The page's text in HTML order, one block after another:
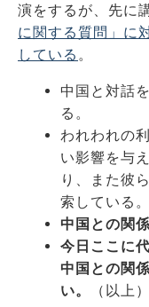
演をするが、先に
に関する質問」に
している 。
中国と対話
る。
われわれの
い影響を与
り、また彼
索している。
中国との関
今日ここに
中国との関
い。
（以上）